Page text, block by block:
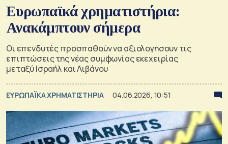
Ευρωπαϊκά χρηματιστήρια:
Ανακάμπτουν σήμερα
Οι επενδυτές προσπαθούν να αξιολογήσουν τις
επιπτώσεις της νέας συμφωνίας εκεχειρίας
μεταξύ Ισραήλ και Λιβάνου
ΕΥΡΩΠΑΪΚΑ ΧΡΗΜΑΤΙΣΤΗΡΙΑ 04.06.2026, 10:51